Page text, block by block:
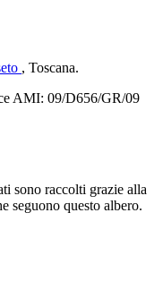
, Toscana.
AMI: 09/D656/GR/09
sono raccolti grazie alla
seguono questo albero.